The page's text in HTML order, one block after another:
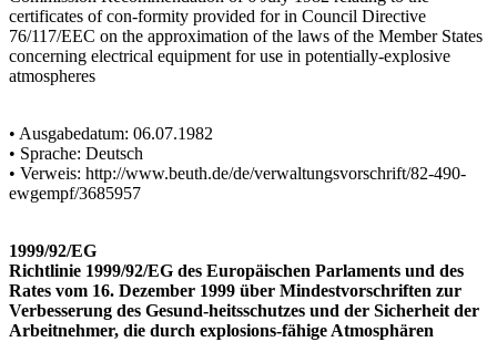
certificates of con-formity provided for in Council Directive
76/117/EEC on the approximation of the laws of the Member States
concerning electrical equipment for use in potentially-explosive
atmospheres
• Ausgabedatum: 06.07.1982
• Sprache: Deutsch
• Verweis: http://www.beuth.de/de/verwaltungsvorschrift/82-490-
ewgempf/3685957
1999/92/EG
Richtlinie 1999/92/EG des Europäischen Parlaments und des
Rates vom 16. Dezember 1999 über Mindestvorschriften zur
Verbesserung des Gesund-heitsschutzes und der Sicherheit der
Arbeitnehmer, die durch explosions-fähige Atmosphären